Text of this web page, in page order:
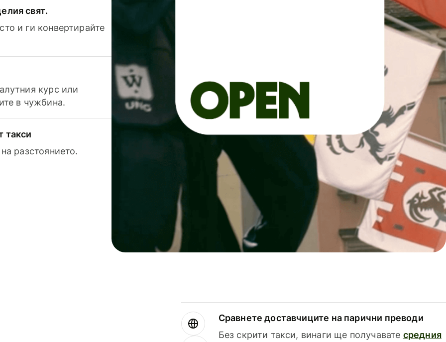
свят.
и ги конвертирайте
курс или
в чужбина.
такси
разстоянието.
Сравнете доставчиците на парични преводи
Без скрити такси, винаги ще получавате средния